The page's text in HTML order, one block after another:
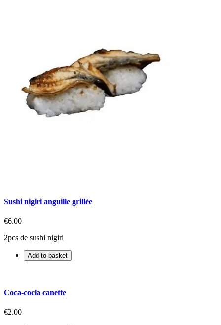
Sushi nigiri anguille grillée
€6.00
2pcs de sushi nigiri
Add to basket
Coca-cocla canette
€2.00